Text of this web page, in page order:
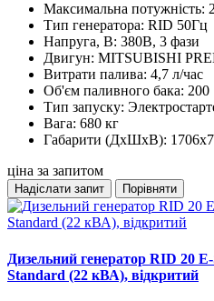
Максимальна потужність:
Тип генератора: RID 50Гц
Напруга, В: 380В, 3 фази
Двигун: MITSUBISHI
Витрати палива: 4,7 л/час
Об'єм паливного бака: 200
Тип запуску:
Вага: 680 кг
Габарити (ДхШхВ):
ціна за запитом
Надіслати запит Порівняти
Дизельний генератор RID 20
Standard (22 кВА), відкритий